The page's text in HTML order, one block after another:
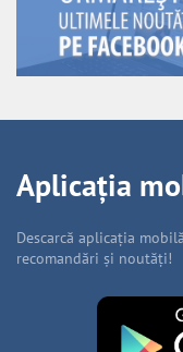
Aplicația
Descarcă aplicația
recomandări și noutăți!